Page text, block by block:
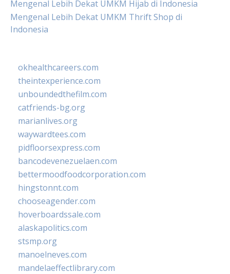
Mengenal Lebih Dekat UMKM Hijab di Indonesia
Mengenal Lebih Dekat UMKM Thrift Shop di
Indonesia
okhealthcareers.com
theintexperience.com
unboundedthefilm.com
catfriends-bg.org
marianlives.org
waywardtees.com
pidfloorsexpress.com
bancodevenezuelaen.com
bettermoodfoodcorporation.com
hingstonnt.com
chooseagender.com
hoverboardssale.com
alaskapolitics.com
stsmp.org
manoelneves.com
mandelaeffectlibrary.com